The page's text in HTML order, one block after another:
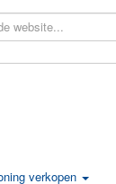
verkopen